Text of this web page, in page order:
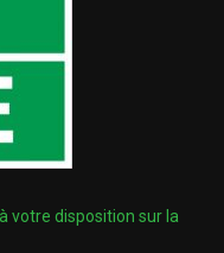
votre disposition sur la